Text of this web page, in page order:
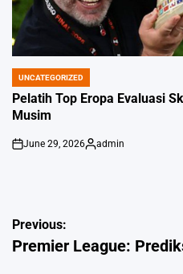
POSTED
IN
UNCATEGORIZED
Pelatih Top Eropa Evaluasi
Musim
on
June 29, 2026
Posted
admin
Post
navigation
Previous:
Premier League: